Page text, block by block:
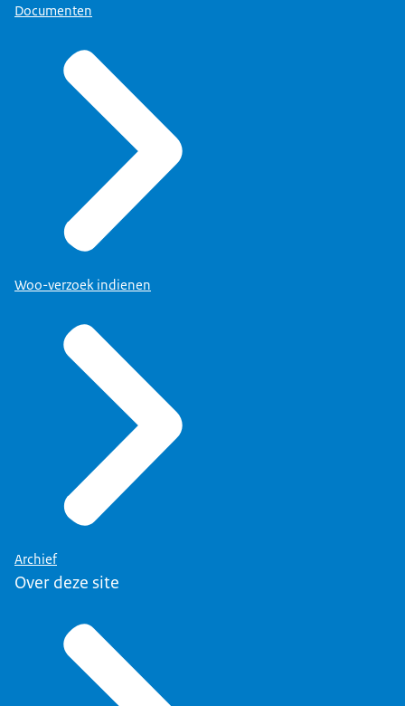
Documenten
Woo-verzoek indienen
Archief
Over deze site